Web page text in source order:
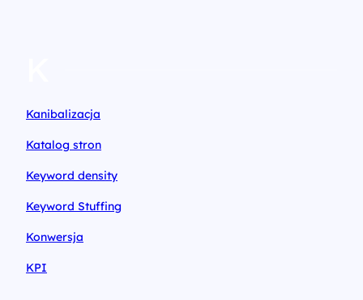
Kanibalizacja
Katalog stron
Keyword density
Keyword Stuffing
Konwersja
KPI